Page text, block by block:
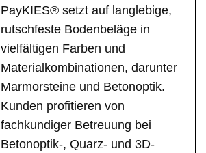
PayKIES® setzt auf langlebige,
rutschfeste Bodenbeläge in
vielfältigen Farben und
Materialkombinationen, darunter
Marmorsteine und Betonoptik.
Kunden profitieren von
fachkundiger Betreuung bei
Betonoptik-, Quarz- und 3D-